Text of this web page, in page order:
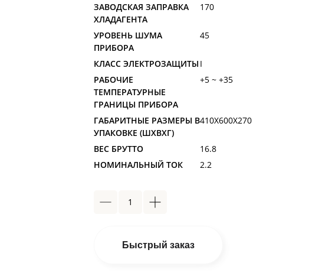
ЗАВОДСКАЯ ЗАПРАВКА
ХЛАДАГЕНТА
170
УРОВЕНЬ ШУМА
ПРИБОРА
45
КЛАСС ЭЛЕКТРОЗАЩИТЫ I
РАБОЧИЕ
ТЕМПЕРАТУРНЫЕ
ГРАНИЦЫ ПРИБОРА
+5 ~ +35
ГАБАРИТНЫЕ РАЗМЕРЫ В
УПАКОВКЕ (ШXВXГ)
410X600X270
ВЕС БРУТТО
16.8
НОМИНАЛЬНЫЙ ТОК
2.2
Быстрый заказ